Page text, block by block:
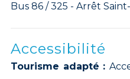
Bus 86 / 325 - Arrêt
Accessibilité
Tourisme adapté :